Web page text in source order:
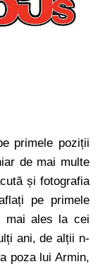
primele poziții
de mai multe
și fotografia
pe primele
mai ales la cei
ani, de alții n-
poza lui Armin,